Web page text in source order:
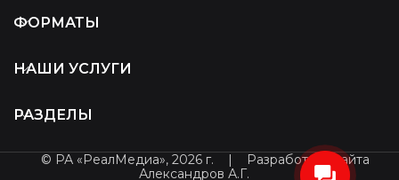
ФОРМАТЫ
НАШИ УСЛУГИ
РАЗДЕЛЫ
© РА «РеалМедиа», 2026 г. |
Разработчик сайта
Александров А.Г.